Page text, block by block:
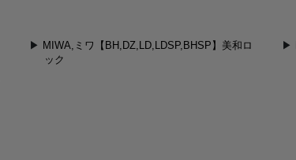
MIWA,ミワ【BH,DZ,LD,LDSP,BHSP】美和ロ
ック